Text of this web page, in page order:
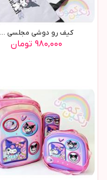
کيف رو دوشي مجلسي ...
۹۸۰,۰۰۰ تومان